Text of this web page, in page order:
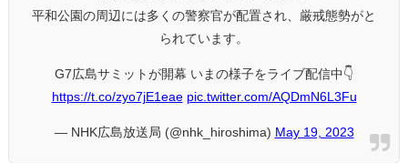
平和公園の周辺には多くの警察官が配置され、厳戒態勢がと
られています。
G7広島サミットが開幕 いまの様子をライブ配信中👇
https://t.co/zyo7jE1eae pic.twitter.com/AQDmN6L3Fu
— NHK広島放送局 (@nhk_hiroshima) May 19, 2023